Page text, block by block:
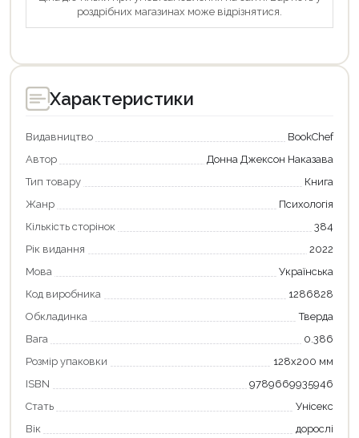
роздрібних магазинах може відрізнятися.
Характеристики
Видавництво
BookChef
Автор
Донна Джексон Наказава
Тип товару
Книга
Жанр
Психологія
Кількість сторінок
384
Рік видання
2022
Мова
Українська
Код виробника
1286828
Обкладинка
Тверда
Вага
0.386
Розмір упаковки
128х200 мм
ISBN
9789669935946
Стать
Унісекс
Вік
дорослі